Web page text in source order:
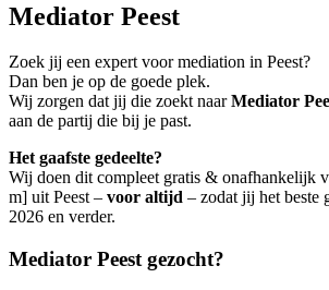
Mediator Peest
Zoek jij een expert voor mediation in Peest?
Dan ben je op de goede plek.
Wij zorgen dat jij die zoekt naarMediator
aan de partij die bij je past.
Het gaafste gedeelte?
Wij doen dit compleet gratis & onafhankelijk
m] uit Peest – voor altijd – zodat jij het beste
2026 en verder.
Mediator Peest gezocht?